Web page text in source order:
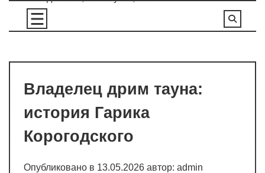
Перейти
содержимому
Владелец дрим тауна:
история Гарика
Корогодского
Опубликовано в 13.05.2026 автор: admin